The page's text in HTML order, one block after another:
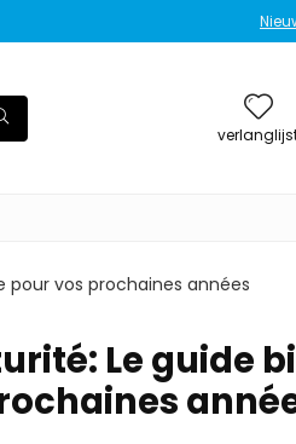
pour vos prochaines années
Le guide